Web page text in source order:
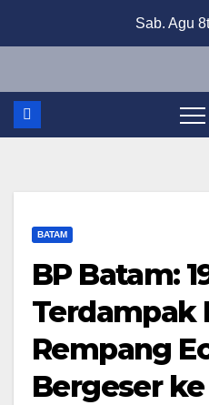
Sab. Agu
BATAM
BP Batam:
Terdampak
Rempang
Bergeser